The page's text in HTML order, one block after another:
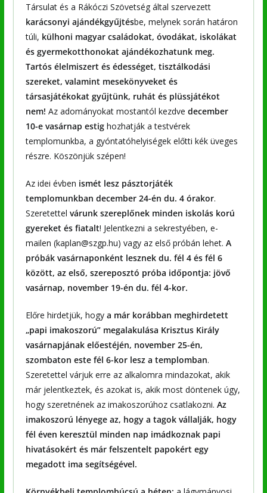
Társulat és a Rákóczi Szövetség által szervezett
karácsonyi ajándékgyűjtésbe, melynek során határon
túli, külhoni magyar családokat, óvodákat, iskolákat
és gyermekotthonokat ajándékozhatunk meg.
Tartós élelmiszert és édességet, tisztálkodási
szereket, valamint mesekönyveket és
társasjátékokat gyűjtünk, ruhát és plüssjátékot
nem! Az adományokat mostantól kezdve december
10-e vasárnap estig hozhatják a testvérek
templomunkba, a gyóntatóhelyiségek előtti kék üveges
részre. Köszönjük szépen!
Az idei évben ismét lesz pásztorjáték
templomunkban december 24-én du. 4 órakor.
Szeretettel várunk szereplőnek minden iskolás korú
gyereket és fiatalt! Jelentkezni a sekrestyében, e-
mailen (kaplan@szgp.hu) vagy az első próbán lehet. A
próbák vasárnaponként lesznek du. fél 4 és fél 6
között, az első, szereposztó próba időpontja: jövő
vasárnap, november 19-én du. fél 4-kor.
Előre hirdetjük, hogy a már korábban meghirdetett
„papi imakoszorú” megalakulása Krisztus Király
vasárnapjának előestéjén, november 25-én,
szombaton este fél 6-kor lesz a templomban.
Szeretettel várjuk erre az alkalomra mindazokat, akik
már jelentkeztek, és azokat is, akik most döntenek úgy,
hogy szeretnének az imakoszorúhoz csatlakozni. Az
imakoszorú lényege az, hogy a tagok vállalják, hogy
fél éven keresztül minden nap imádkoznak papi
hivatásokért és már felszentelt papokért egy
megadott ima segítségével.